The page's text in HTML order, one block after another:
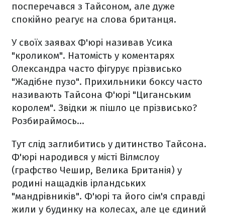
посперечався з Тайсоном, але дуже
спокійно реагує на слова британця.
У своїх заявах Ф'юрі називав Усика
"кроликом". Натомість у коментарях
Олександра часто фігурує прізвисько
"Жадібне пузо". Прихильники боксу часто
називають Тайсона Ф'юрі "Циганським
королем". Звідки ж пішло це прізвисько?
Розбираймось...
Тут слід заглибитись у дитинство Тайсона.
Ф'юрі народився у місті Вілмслоу
(графство Чешир, Велика Британія) у
родині нащадків ірландських
"мандрівників". Ф'юрі та його сім'я справді
жили у будинку на колесах, але це єдиний